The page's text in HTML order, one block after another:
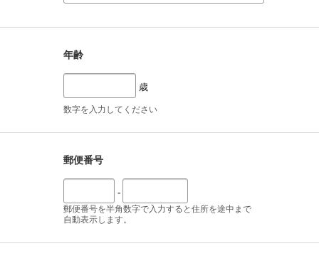
年齢
歳
数字を入力してください
郵便番号
-
郵便番号を半角数字で入力すると住所を途中まで
自動表示します。